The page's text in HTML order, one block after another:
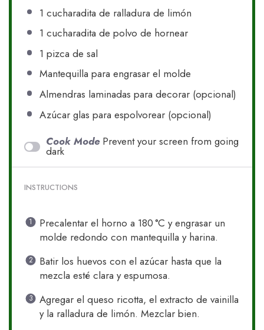
1 cucharadita de ralladura de limón
1 cucharadita de polvo de hornear
1 pizca de sal
Mantequilla para engrasar el molde
Almendras laminadas para decorar (opcional)
Azúcar glas para espolvorear (opcional)
Cook Mode Prevent your screen from going
dark
INSTRUCTIONS
Precalentar el horno a 180 °C y engrasar un
molde redondo con mantequilla y harina.
Batir los huevos con el azúcar hasta que la
mezcla esté clara y espumosa.
Agregar el queso ricotta, el extracto de vainilla
y la ralladura de limón. Mezclar bien.